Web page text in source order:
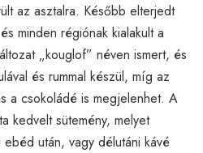
az asztalra. Később elterjedt
minden régiónak kialakult a
„kouglof” néven ismert, és
és rummal készül, míg az
a csokoládé is megjelenhet. A
kedvelt sütemény, melyet
ebéd után, vagy délutáni kávé